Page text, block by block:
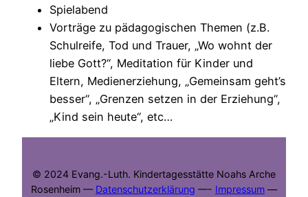
Spielabend
Vorträge zu pädagogischen Themen (z.B.
Schulreife, Tod und Trauer, „Wo wohnt der
liebe Gott?“, Meditation für Kinder und
Eltern, Medienerziehung, „Gemeinsam geht’s
besser“, „Grenzen setzen in der Erziehung“,
„Kind sein heute“, etc…
© 2024 Evang.-Luth. Kindertagesstätte Noahs Arche
Rosenheim — Datenschutzerklärung —- Impressum —